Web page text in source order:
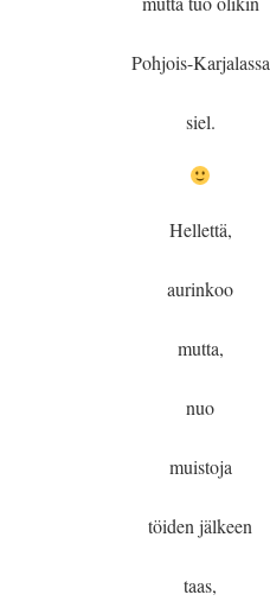
Pohjois-Karjalassa
siel.
Hellettä,
aurinkoo
mutta,
nuo
muistoja
töiden jälkeen
taas,